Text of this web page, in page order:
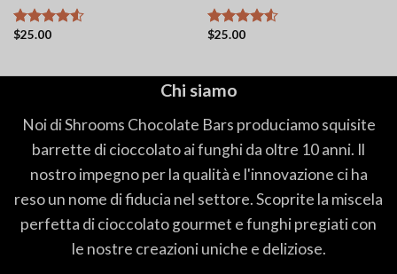
Valutato
$25.00
Valutato
$25.00
Chi siamo
Noi di Shrooms Chocolate Bars produciamo squisite
barrette di cioccolato ai funghi da oltre 10 anni. Il
nostro impegno per la qualità e l'innovazione ci ha
reso un nome di fiducia nel settore. Scoprite la miscela
perfetta di cioccolato gourmet e funghi pregiati con
le nostre creazioni uniche e deliziose.